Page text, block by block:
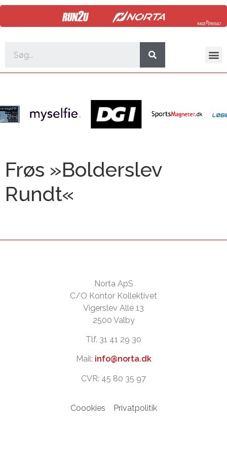
Frøs »Bolderslev
Rundt«
Norta ApS
C/O Kontor Kollektivet
Vigerslev Allé 13
2500 Valby
Tlf. 31 41 29 30
Mail: info@norta.dk
CVR: 45 80 35 97
Coookies Privatpolitik